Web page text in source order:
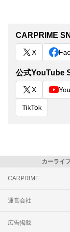
CARPRIME
X
公式YouTube
X
TikTok
カーライ
CARPRIME
運営会社
広告掲載